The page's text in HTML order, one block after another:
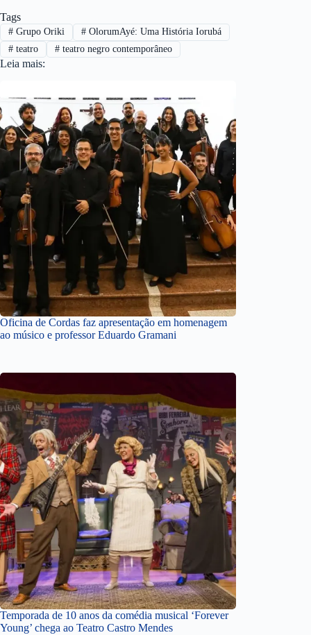
Tags
#Grupo Oriki #OlorumAyé: Uma História Iorubá
#teatro #teatro negro contemporâneo
Leia mais:
Oficina de Cordas faz apresentação em homenagem
ao músico e professor Eduardo Gramani
Temporada de 10 anos da comédia musical ‘Forever
Young’ chega ao Teatro Castro Mendes